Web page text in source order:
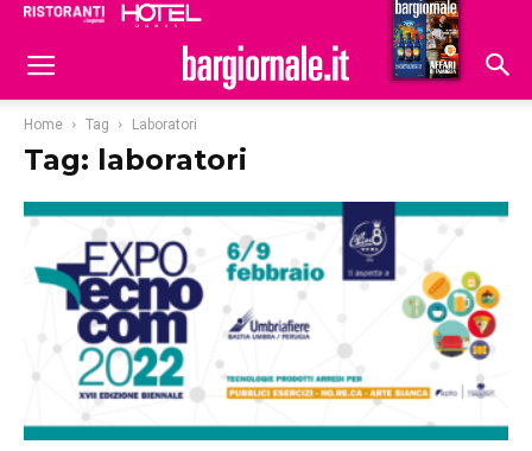
Hoteldomani
Home Tag Laboratori
Tag: laboratori